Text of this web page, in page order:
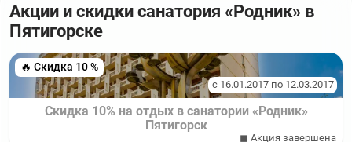
Акции и скидки санатория «Родник» в
Пятигорске
🔥 Скидка 10 %
с 16.01.2017 по 12.03.2017
Скидка 10% на отдых в санатории «Родник»
Пятигорск
◼ Акция завершена